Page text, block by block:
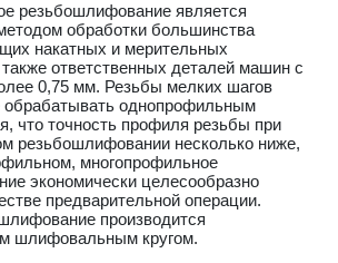
резьбошлифование является
обработки большинства
накатных и мерительных
ответственных деталей машин с
0,75 мм. Резьбы мелких шагов
обрабатывать однопрофильным
что точность профиля резьбы при
резьбошлифовании несколько ниже,
многопрофильное
экономически целесообразно
предварительной операции.
производится
шлифовальным кругом.